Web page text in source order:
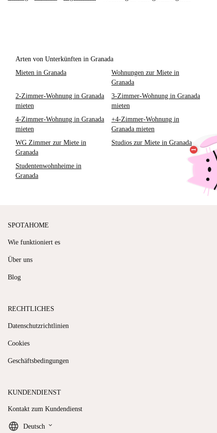
Arten von Unterkünften in Granada
Mieten in Granada
Wohnungen zur Miete in
Granada
2-Zimmer-Wohnung in Granada
mieten
3-Zimmer-Wohnung in Granada
mieten
4-Zimmer-Wohnung in Granada
mieten
+4-Zimmer-Wohnung in
Granada mieten
WG Zimmer zur Miete in
Granada
Studios zur Miete in Granada
Studentenwohnheime in
Granada
SPOTAHOME
Wie funktioniert es
Über uns
Blog
RECHTLICHES
Datenschutzrichtlinien
Cookies
Geschäftsbedingungen
KUNDENDIENST
Kontakt zum Kundendienst
Deutsch keyboard_arrow_down